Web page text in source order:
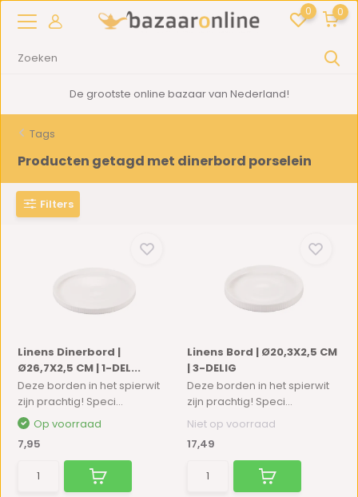
0 0
De grootste online bazaar van Nederland!
Tags
Producten getagd met dinerbord porselein
Filters
Linens Dinerbord |
Ø26,7X2,5 CM | 1-DEL...
Deze borden in het spierwit
zijn prachtig! Speci...
Op voorraad
7,95
Linens Bord | Ø20,3X2,5 CM
| 3-DELIG
Deze borden in het spierwit
zijn prachtig! Speci...
Niet op voorraad
17,49